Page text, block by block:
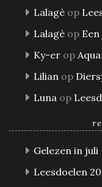
Lalagè op
Lalagè op
Ky-er op
Lilian op
Luna op
Gelezen in juli
Leesdoelen